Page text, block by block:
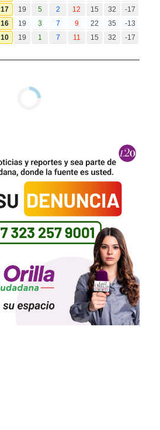
17 19 5 2 12 15 32
-17
16 19 3 7 9 22 35
-13
10 19 1 7 11 15 32 -17